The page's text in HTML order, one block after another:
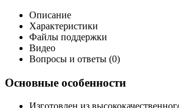
Описание
Характеристики
Файлы поддержки
Видео
Вопросы и ответы (0)
Основные особенности